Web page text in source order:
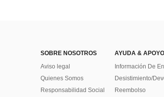
SOBRE NOSOTROS
Aviso legal
Quienes Somos
Responsabilidad Social
AYUDA & APOYO
Información De
Desistimiento/
Reembolso